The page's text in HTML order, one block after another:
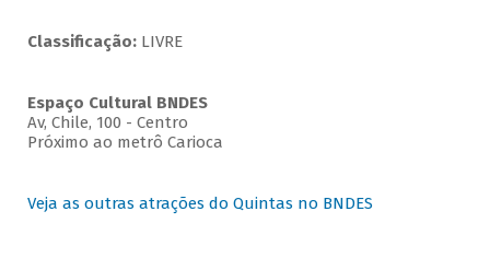
Classificação: LIVRE
Espaço Cultural BNDES
Av, Chile, 100 - Centro
Próximo ao metrô Carioca
Veja as outras atrações do Quintas no BNDES